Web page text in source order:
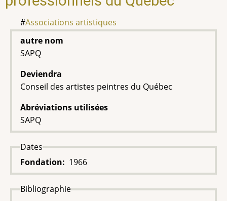
Associations artistiques
autre nom
SAPQ
Deviendra
Conseil des artistes peintres du Québec
Abréviations utilisées
SAPQ
Dates
Fondation
1966
Bibliographie